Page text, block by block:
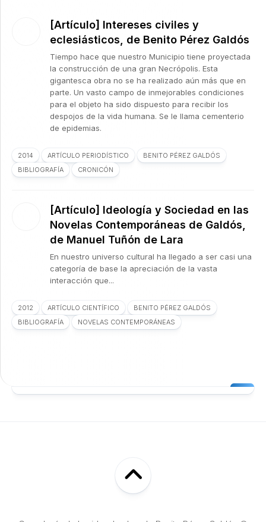
[Artículo] Intereses civiles y
eclesiásticos, de Benito Pérez Galdós
Tiempo hace que nuestro Municipio tiene proyectada
la construcción de una gran Necrópolis. Esta
gigantesca obra no se ha realizado aún más que en
parte. Un vasto campo de inmejorables condiciones
para el objeto ha sido dispuesto para recibir los
despojos de la vida humana. Se le llama cementerio
de epidemias.
2014 ARTÍCULO PERIODÍSTICO
BENITO PÉREZ GALDÓS
BIBLIOGRAFÍA
CRONICÓN
[Artículo] Ideología y Sociedad en las
Novelas Contemporáneas de Galdós,
de Manuel Tuñón de Lara
En nuestro universo cultural ha llegado a ser casi una
categoría de base la apreciación de la vasta
interacción que...
2012 ARTÍCULO CIENTÍFICO
BENITO PÉREZ GALDÓS
BIBLIOGRAFÍA
NOVELAS CONTEMPORÁNEAS